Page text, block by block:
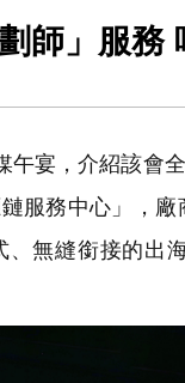
宴，介紹該會
服務中心」，
無縫銜接的出